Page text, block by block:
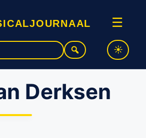
☰
Derksen
in